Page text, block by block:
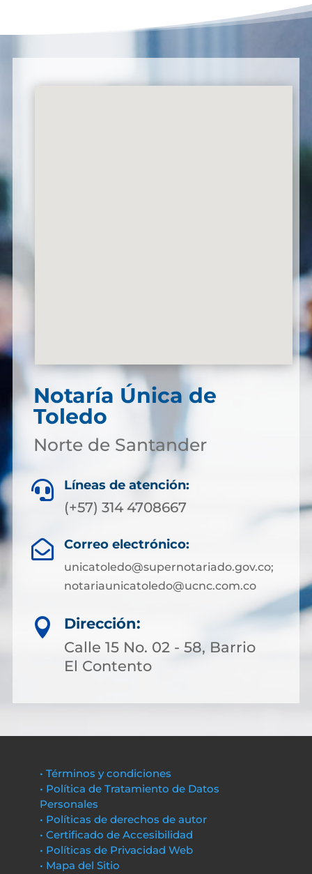
Notaría Única de
Toledo
Norte de Santander
 Líneas de atención:
(+57) 314 4708667
 Correo electrónico:
unicatoledo@supernotariado.gov.co;
notariaunicatoledo@ucnc.com.co

Dirección:
Calle 15 No. 02 - 58, Barrio
El Contento
• Términos y condiciones
• Política de Tratamiento de Datos
Personales
• Políticas de derechos de autor
• Certificado de Accesibilidad
• Políticas de Privacidad Web
• Mapa del Sitio